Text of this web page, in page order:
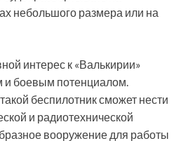
небольшого размера или на
интерес к «Валькирии»
и боевым потенциалом.
беспилотник сможет нести
и радиотехнической
вооружение для работы